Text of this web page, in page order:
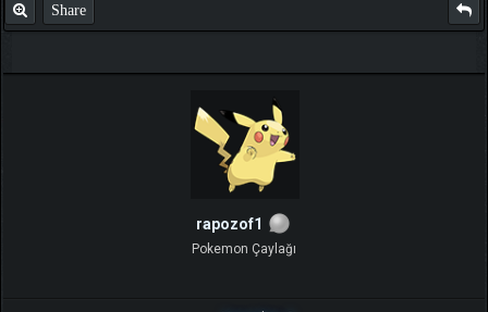
Share
rapozof1
Pokemon Çaylağı